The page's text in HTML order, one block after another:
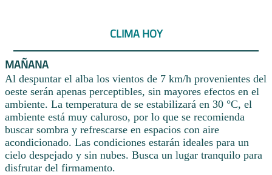
CLIMA HOY
MAÑANA
Al despuntar el alba los vientos de 7 km/h provenientes del
oeste serán apenas perceptibles, sin mayores efectos en el
ambiente. La temperatura de se estabilizará en 30 °C, el
ambiente está muy caluroso, por lo que se recomienda
buscar sombra y refrescarse en espacios con aire
acondicionado. Las condiciones estarán ideales para un
cielo despejado y sin nubes. Busca un lugar tranquilo para
disfrutar del firmamento.